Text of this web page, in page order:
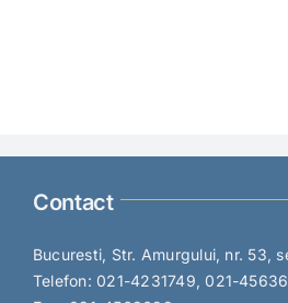
Contact
Bucuresti, Str. Amurgului, nr. 53,
Telefon: 021-4231749, 021-